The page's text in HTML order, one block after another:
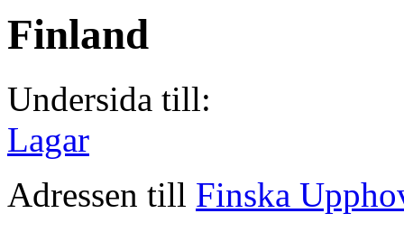
Finland
Undersida till:
Lagar
Adressen till Finska